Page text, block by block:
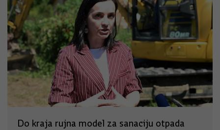
Do kraja rujna model za sanaciju otpada